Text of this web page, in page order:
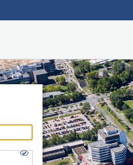
Hauptnavigation